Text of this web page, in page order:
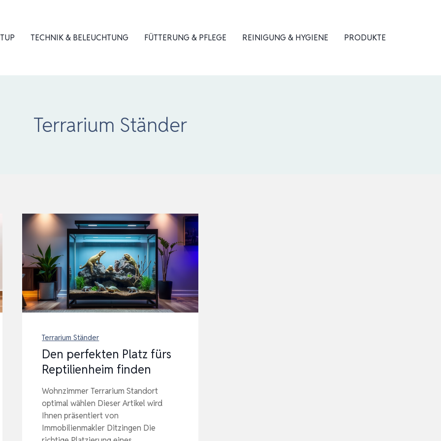
TECHNIK & BELEUCHTUNG FÜTTERUNG & PFLEGE REINIGUNG & HYGIENE PRODUKTE
Terrarium Ständer
Terrarium Ständer
Den perfekten Platz fürs
Reptilienheim finden
Wohnzimmer Terrarium Standort
optimal wählen Dieser Artikel wird
Ihnen präsentiert von
Immobilienmakler Ditzingen Die